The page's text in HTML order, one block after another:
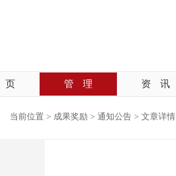
页 管 理 资 讯
当前位置 > 成果奖励 > 通知公告 > 文章详情